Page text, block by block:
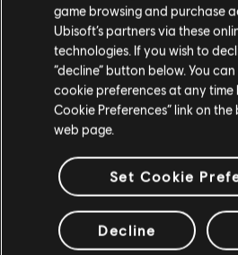
어쌔신 크리드 미라지
화염 악마 팩
얼티밋 히어로 팩
현재 스토어
위치 업데이
game browsing and purchase
Ubisoft’s partners via these
technologies. If you wish to
“decline” button below. You
cookie preferences at any time
Cookie Preferences” link on
web page.
Set Cookie
Decline